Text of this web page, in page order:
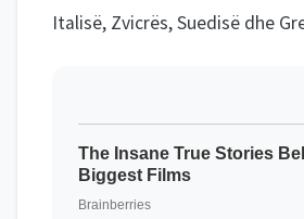
Italisë, Zvicrës, Suedisë dhe